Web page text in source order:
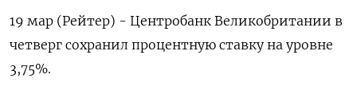
19 мар (Рейтер) - Центробанк ‌Великобритании ​в ​
четверг сохранил ​процентную ⁠ставку ‌на ‌уровне ​
3,75%.